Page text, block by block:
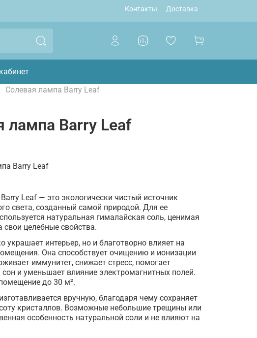
Контакты Доставка
Солевая лампа Barry Leaf
лампа Barry Leaf
Barry Leaf
Leaf — это экологически чистый источник
света, созданный самой природой. Для ее
натуральная гималайская соль, ценимая
свои целебные свойства.
украшает интерьер, но и благотворно влияет на
Она способствует очищению и ионизации
иммунитет, снижает стресс, помогает
и уменьшает влияние электромагнитных полей.
до 30 м².
вручную, благодаря чему сохраняет
кристаллов. Возможные небольшие трещины или
особенность натуральной соли и не влияют на